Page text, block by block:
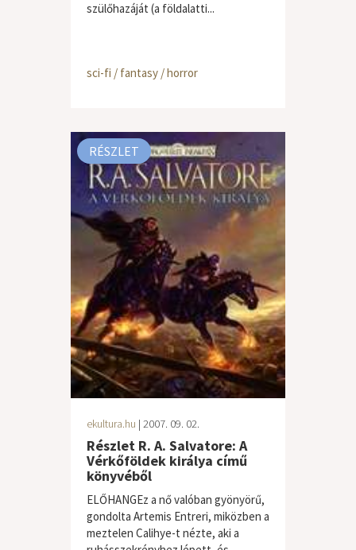
szülőhazáját (a földalatti...
sci-fi / fantasy / horror
RÉSZLET
ekultura.hu | 2007. 09. 02.
Részlet R. A. Salvatore: A
Vérkőföldek királya című
könyvéből
ELŐHANGEz a nő valóban gyönyörű,
gondolta Artemis Entreri, miközben a
meztelen Calihye-t nézte, aki a